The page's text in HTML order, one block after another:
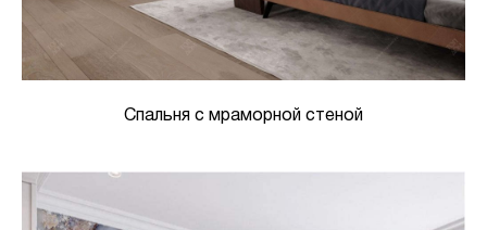
Спальня с мраморной стеной